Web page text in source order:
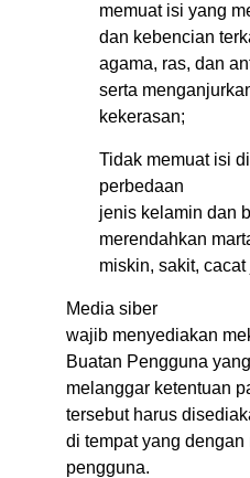
memuat isi yang
dan kebencian
agama, ras, dan
serta
kekerasan;
Tidak memuat isi
perbedaan
jenis kelamin dan
merendahkan
miskin, sakit,
Media siber
wajib menyediakan
Buatan Pengguna
melanggar ketentuan
tersebut harus
di tempat yang
pengguna.